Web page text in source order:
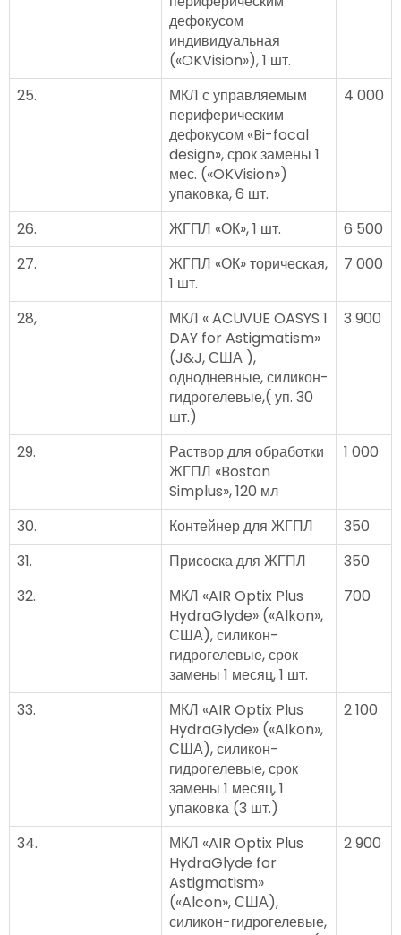
дефокусом
индивидуальная
(«OKVision»), 1 шт.
25.
МКЛ с управляемым
периферическим
дефокусом «Bi-focal
design», срок замены 1
мес. («OKVision»)
упаковка, 6 шт.
4 000
26. ЖГПЛ «ОК», 1 шт.
6 500
27.
ЖГПЛ «ОК» торическая,
1 шт.
7 000
28,
МКЛ « ACUVUE OASYS 1
DAY for Astigmatism»
(J&J, США ),
однодневные, силикон-
гидрогелевые,( уп. 30
шт.)
3 900
29.
Раствор для обработки
ЖГПЛ «Boston
Simplus», 120 мл
1 000
30. Контейнер для ЖГПЛ
350
31.
Присоска для ЖГПЛ
350
32.
МКЛ «AIR Optix Plus
HydraGlyde» («Alkon»,
США), силикон-
гидрогелевые, срок
замены 1 месяц, 1 шт.
700
33.
МКЛ «AIR Optix Plus
HydraGlyde» («Alkon»,
США), силикон-
гидрогелевые, срок
замены 1 месяц, 1
упаковка (3 шт.)
2 100
34.
МКЛ «AIR Optix Plus
HydraGlyde for
Astigmatism»
(«Alcon», США),
силикон-гидрогелевые,
2 900